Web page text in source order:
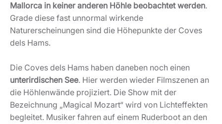
Mallorca in keiner anderen Höhle beobachtet werden.
Grade diese fast unnormal wirkende
Naturerscheinungen sind die Höhepunkte der Coves
dels Hams.
Die Coves dels Hams haben daneben noch einen
unterirdischen See. Hier werden wieder Filmszenen an
die Höhlenwände projiziert. Die Show mit der
Bezeichnung „Magical Mozart“ wird von Lichteffekten
begleitet. Musiker fahren auf einem Ruderboot an den